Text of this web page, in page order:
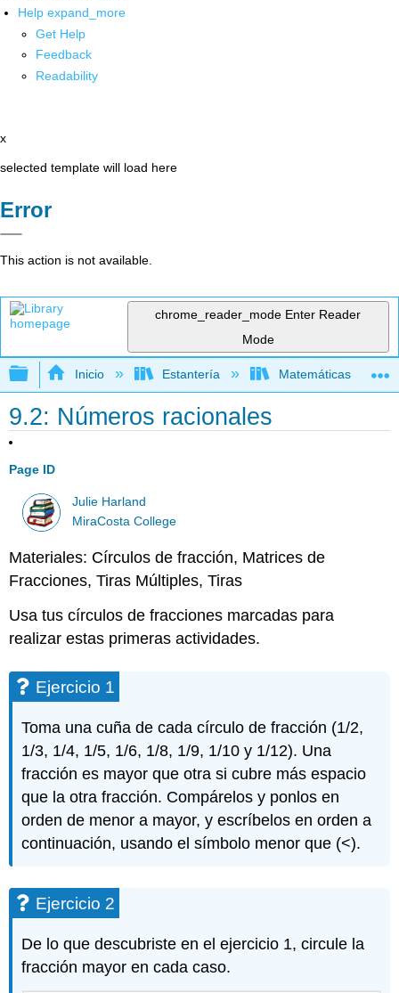
Help expand_more
Get Help
Feedback
Readability
x
selected template will load here
Error
This action is not available.
chrome_reader_mode Enter Reader
Mode
Expandir/contraer jerarquía global
Inicio Estantería Matemáticas
9.2: Números racionales
Page ID
Julie Harland
MiraCosta College
Materiales: Círculos de fracción, Matrices de
Fracciones, Tiras Múltiples, Tiras
Usa tus círculos de fracciones marcadas para
realizar estas primeras actividades.
Ejercicio 1
Toma una cuña de cada círculo de fracción (1/2,
1/3, 1/4, 1/5, 1/6, 1/8, 1/9, 1/10 y 1/12). Una
fracción es mayor que otra si cubre más espacio
que la otra fracción. Compárelos y ponlos en
orden de menor a mayor, y escríbelos en orden a
continuación, usando el símbolo menor que (<).
Ejercicio 2
De lo que descubriste en el ejercicio 1, circule la
fracción mayor en cada caso.